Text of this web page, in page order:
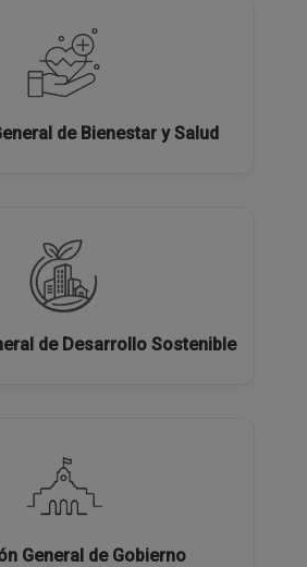
de Bienestar y Salud
de Desarrollo Sostenible
General de Gobierno